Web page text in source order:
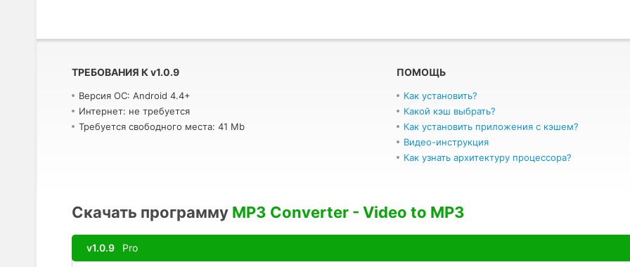
ТРЕБОВАНИЯ К v1.0.9
Версия ОС: Android 4.4+
Интернет: не требуется
Требуется свободного места: 41 Mb
ПОМОЩЬ
Как установить?
Какой кэш выбрать?
Как установить приложения с кэшем?
Видео-инструкция
Как узнать архитектуру процессора?
Скачать программу MP3 Converter - Video to MP3
v1.0.9 Pro